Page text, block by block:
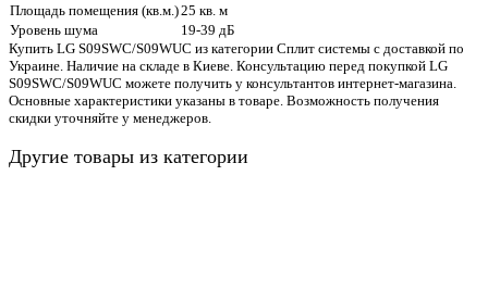
Площадь помещения (кв.м.)25 кв. м
Уровень шума
19-39 дБ
Купить LG S09SWC/S09WUC из категории Сплит системы с доставкой по
Украине. Наличие на складе в Киеве. Консультацию перед покупкой LG
S09SWC/S09WUC можете получить у консультантов интернет-магазина.
Основные характеристики указаны в товаре. Возможность получения
скидки уточняйте у менеджеров.
Другие товары из категории